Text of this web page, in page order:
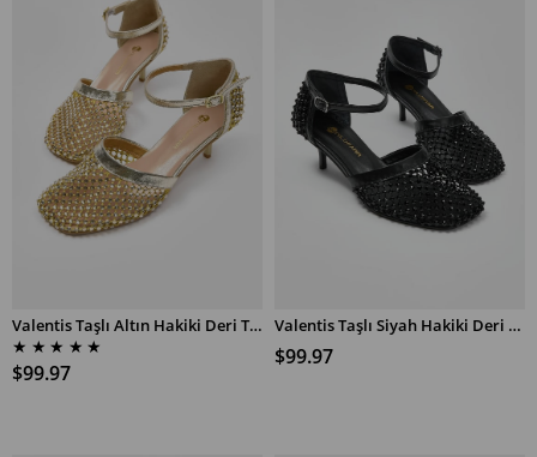
SEPETE EKLE Valentis Taşlı Altın Hakiki Deri Topuklu Sandalet
★ ★ ★ ★ ★
$99.97
SEPETE EKLE Valentis Taşlı Siyah Hakiki Deri Topuklu Sandalet
$99.97